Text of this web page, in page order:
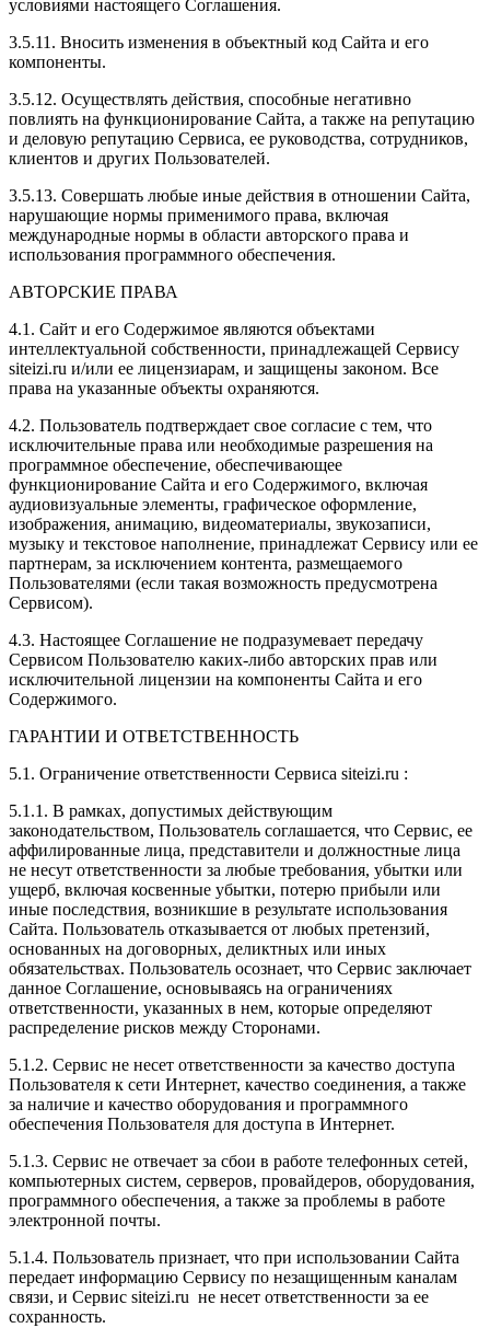
условиями настоящего Соглашения.
3.5.11. Вносить изменения в объектный код Сайта и его
компоненты.
3.5.12. Осуществлять действия, способные негативно
повлиять на функционирование Сайта, а также на репутацию
и деловую репутацию Сервиса, ее руководства, сотрудников,
клиентов и других Пользователей.
3.5.13. Совершать любые иные действия в отношении Сайта,
нарушающие нормы применимого права, включая
международные нормы в области авторского права и
использования программного обеспечения.
АВТОРСКИЕ ПРАВА
4.1. Сайт и его Содержимое являются объектами
интеллектуальной собственности, принадлежащей Сервису
siteizi.ru и/или ее лицензиарам, и защищены законом. Все
права на указанные объекты охраняются.
4.2. Пользователь подтверждает свое согласие с тем, что
исключительные права или необходимые разрешения на
программное обеспечение, обеспечивающее
функционирование Сайта и его Содержимого, включая
аудиовизуальные элементы, графическое оформление,
изображения, анимацию, видеоматериалы, звукозаписи,
музыку и текстовое наполнение, принадлежат Сервису или ее
партнерам, за исключением контента, размещаемого
Пользователями (если такая возможность предусмотрена
Сервисом).
4.3. Настоящее Соглашение не подразумевает передачу
Сервисом Пользователю каких-либо авторских прав или
исключительной лицензии на компоненты Сайта и его
Содержимого.
ГАРАНТИИ И ОТВЕТСТВЕННОСТЬ
5.1. Ограничение ответственности Сервиса siteizi.ru :
5.1.1. В рамках, допустимых действующим
законодательством, Пользователь соглашается, что Сервис, ее
аффилированные лица, представители и должностные лица
не несут ответственности за любые требования, убытки или
ущерб, включая косвенные убытки, потерю прибыли или
иные последствия, возникшие в результате использования
Сайта. Пользователь отказывается от любых претензий,
основанных на договорных, деликтных или иных
обязательствах. Пользователь осознает, что Сервис заключает
данное Соглашение, основываясь на ограничениях
ответственности, указанных в нем, которые определяют
распределение рисков между Сторонами.
5.1.2. Сервис не несет ответственности за качество доступа
Пользователя к сети Интернет, качество соединения, а также
за наличие и качество оборудования и программного
обеспечения Пользователя для доступа в Интернет.
5.1.3. Сервис не отвечает за сбои в работе телефонных сетей,
компьютерных систем, серверов, провайдеров, оборудования,
программного обеспечения, а также за проблемы в работе
электронной почты.
5.1.4. Пользователь признает, что при использовании Сайта
передает информацию Сервису по незащищенным каналам
связи, и Сервис siteizi.ru не несет ответственности за ее
сохранность.